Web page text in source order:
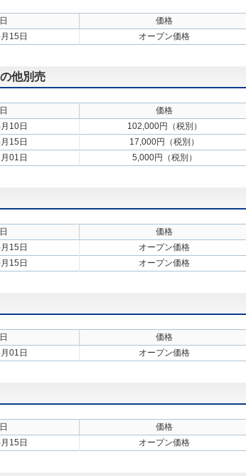
価格
15日 オープン価格
他別売
価格
10日
102,000円（税別）
15日
17,000円（税別）
01日 5,000円（税別）
価格
15日
オープン価格
15日 オープン価格
価格
01日 オープン価格
価格
15日 オープン価格